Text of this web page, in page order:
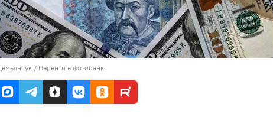
/ Перейти в фотобанк